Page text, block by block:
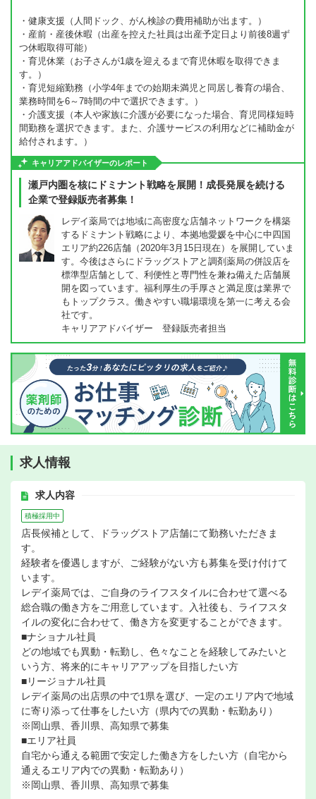
・健康支援（人間ドック、がん検診の費用補助が出ます。）
・産前・産後休暇（出産を控えた社員は出産予定日より前後8週ず
つ休暇取得可能）
・育児休業（お子さんが1歳を迎えるまで育児休暇を取得できま
す。）
・育児短縮勤務（小学4年までの始期未満児と同居し養育の場合、
業務時間を6～7時間の中で選択できます。）
・介護支援（本人や家族に介護が必要になった場合、育児同様短時
間勤務を選択できます。また、介護サービスの利用などに補助金が
給付されます。）
キャリアアドバイザーのレポート
瀬戸内圏を核にドミナント戦略を展開！成長発展を続ける
企業で登録販売者募集！
レデイ薬局では地域に高密度な店舗ネットワークを構築
するドミナント戦略により、本拠地愛媛を中心に中四国
エリア約226店舗（2020年3月15日現在）を展開していま
す。今後はさらにドラッグストアと調剤薬局の併設店を
標準型店舗として、利便性と専門性を兼ね備えた店舗展
開を図っています。福利厚生の手厚さと満足度は業界で
もトップクラス。働きやすい職場環境を第一に考える会
社です。
キャリアアドバイザー 登録販売者担当
求人情報
求人内容
積極採用中
店長候補として、ドラッグストア店舗にて勤務いただきま
す。
経験者を優遇しますが、ご経験がない方も募集を受け付けて
います。
レデイ薬局では、ご自身のライフスタイルに合わせて選べる
総合職の働き方をご用意しています。入社後も、ライフスタ
イルの変化に合わせて、働き方を変更することができます。
■ナショナル社員
どの地域でも異動・転勤し、色々なことを経験してみたいと
いう方、将来的にキャリアアップを目指したい方
■リージョナル社員
レデイ薬局の出店県の中で1県を選び、一定のエリア内で地域
に寄り添って仕事をしたい方（県内での異動・転勤あり）
※岡山県、香川県、高知県で募集
■エリア社員
自宅から通える範囲で安定した働き方をしたい方（自宅から
通えるエリア内での異動・転勤あり）
※岡山県、香川県、高知県で募集